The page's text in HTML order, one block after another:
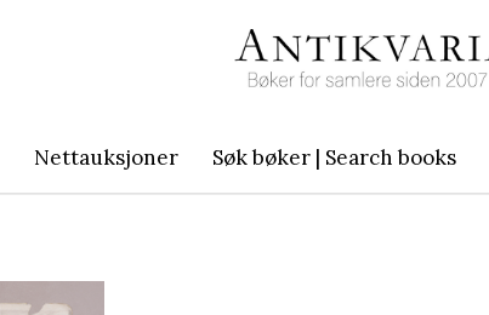
Nettauksjoner Søk bøker | Search books